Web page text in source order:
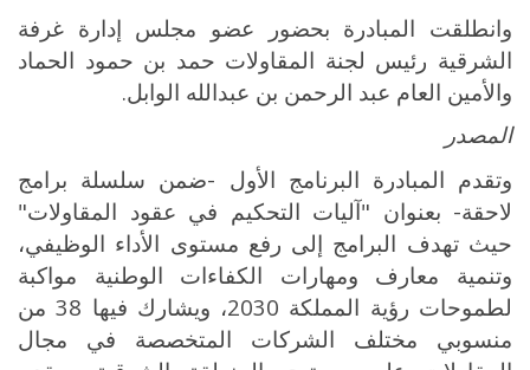
وانطلقت المبادرة بحضور عضو مجلس إدارة غرفة
الشرقية رئيس لجنة المقاولات حمد بن حمود الحماد
والأمين العام عبد الرحمن بن عبدالله الوابل.
المصدر
وتقدم المبادرة البرنامج الأول -ضمن سلسلة برامج
لاحقة- بعنوان "آليات التحكيم في عقود المقاولات"
حيث تهدف البرامج إلى رفع مستوى الأداء الوظيفي،
وتنمية معارف ومهارات الكفاءات الوطنية مواكبة
لطموحات رؤية المملكة 2030، ويشارك فيها 38 من
منسوبي مختلف الشركات المتخصصة في مجال